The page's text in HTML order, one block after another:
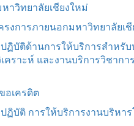
าวิทยาลัยเชียงใหม่
รงการภายนอกมหาวิทยาลัยเชี
ฏิบัติด้านการให้บริการสำหรั
เคราะห์ และงานบริการวิชา
อเครดิต
บัติ การให้บริการงานบริหา